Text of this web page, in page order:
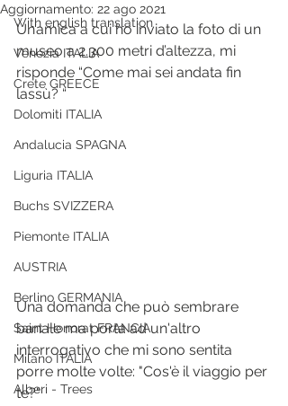
With english translation
Venezia ITALIA
Crete GREECE
Dolomiti ITALIA
Andalucia SPAGNA
Liguria ITALIA
Buchs SVIZZERA
Piemonte ITALIA
AUSTRIA
Berlino GERMANIA
Saint Honorat FRANCIA
Milano ITALIA
Alberi - Trees
Aggiornamento: 22 ago 2021
Un’amica a cui ho inviato la foto di un
museo a 2.300 metri d’altezza, mi
risponde “Come mai sei andata fin
lassù? “
Una domanda che può sembrare
banale ma porta ad un'altro
interrogativo che mi sono sentita
porre molte volte: "Cos'è il viaggio per
te?"